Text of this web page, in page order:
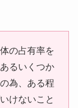
の占有率を
るいくつか
為、ある程
けないこと